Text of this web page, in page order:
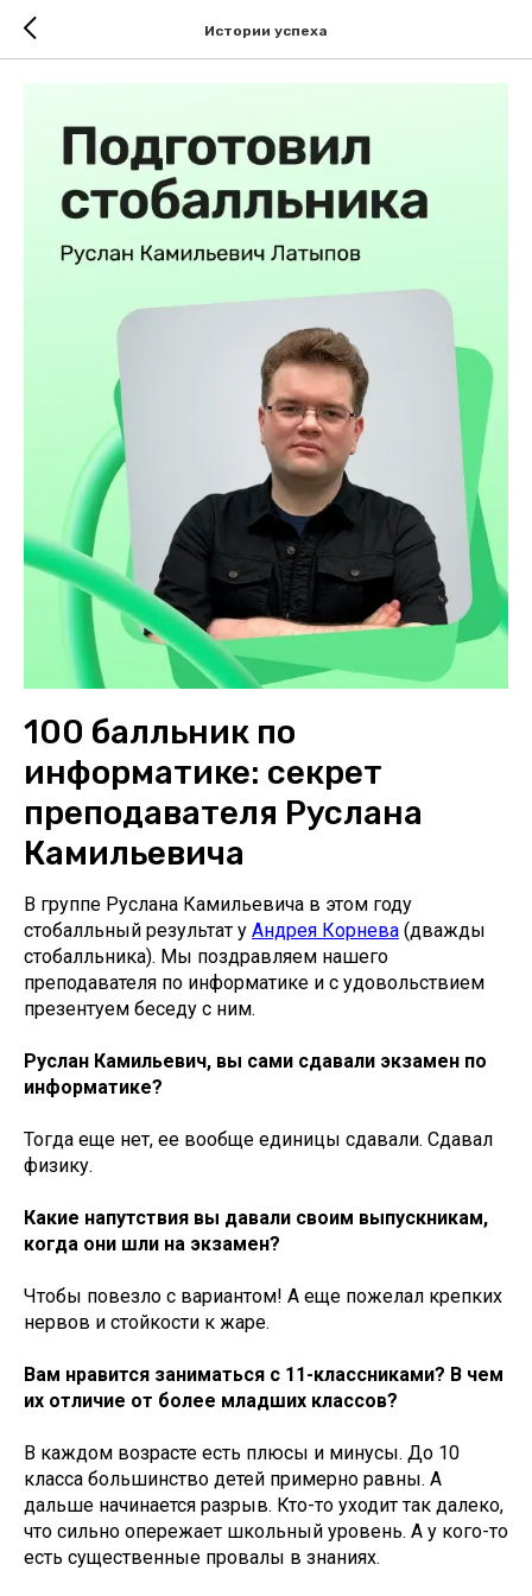
Истории успеха
100 балльник по
информатике: секрет
преподавателя Руслана
Камильевича
В группе Руслана Камильевича в этом году
стобалльный результат у Андрея Корнева (дважды
стобалльника). Мы поздравляем нашего
преподавателя по информатике и с удовольствием
презентуем беседу с ним.
Руслан Камильевич, вы сами сдавали экзамен по
информатике?
Тогда еще нет, ее вообще единицы сдавали. Сдавал
физику.
Какие напутствия вы давали своим выпускникам,
когда они шли на экзамен?
Чтобы повезло с вариантом! А еще пожелал крепких
нервов и стойкости к жаре.
Вам нравится заниматься с 11-классниками? В чем
их отличие от более младших классов?
В каждом возрасте есть плюсы и минусы. До 10
класса большинство детей примерно равны. А
дальше начинается разрыв. Кто-то уходит так далеко,
что сильно опережает школьный уровень. А у кого-то
есть существенные провалы в знаниях.